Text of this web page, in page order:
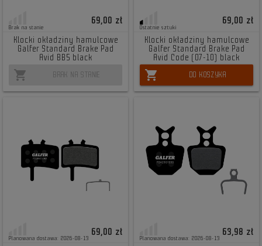
Brak na stanie
69,00 zł
Klocki okładziny hamulcowe
Galfer Standard Brake Pad
Avid BB5 black
shopping_cart BRAK NA STANIE
Ostatnie sztuki
69,00 zł
Klocki okładziny hamulcowe
Galfer Standard Brake Pad
Avid Code (07-10) black
shopping_cart DO KOSZYKA
Planowana dostawa: 2026-08-13
69,00 zł
Planowana dostawa: 2026-08-13
63,98 zł